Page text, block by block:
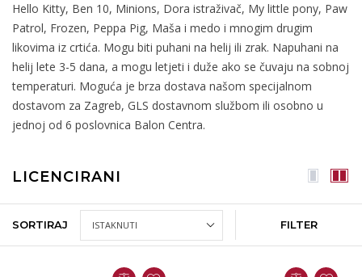
Hello Kitty, Ben 10, Minions, Dora istraživač, My little pony, Paw
Patrol, Frozen, Peppa Pig, Maša i medo i mnogim drugim
likovima iz crtića. Mogu biti puhani na helij ili zrak. Napuhani na
helij lete 3-5 dana, a mogu letjeti i duže ako se čuvaju na sobnoj
temperaturi. Moguća je brza dostava našom specijalnom
dostavom za Zagreb, GLS dostavnom službom ili osobno u
jednoj od 6 poslovnica Balon Centra.
LICENCIRANI
SORTIRAJ FILTER